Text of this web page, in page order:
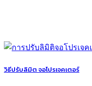
วิธีปรับลิมิต จอโปรเจคเตอร์